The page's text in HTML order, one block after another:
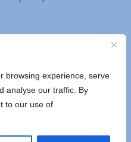
browsing experience, serve
analyse our traffic. By
to our use of
contains material